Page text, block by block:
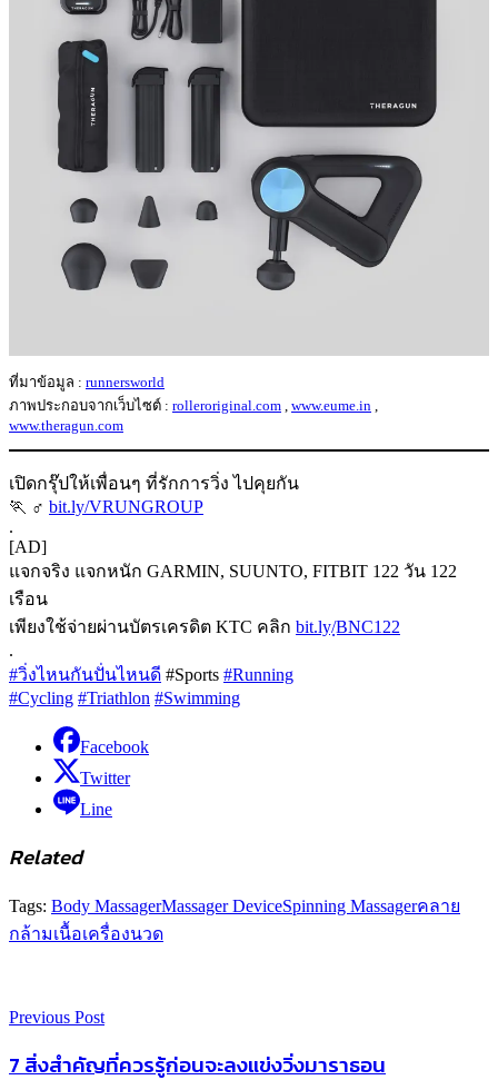
ที่มาข้อมูล : runnersworld
ภาพประกอบจากเว็บไซต์ : rolleroriginal.com www.eume.in
www.theragun.com
เปิดกรุ๊ปให้เพื่อนๆ ที่รักการวิ่ง ไปคุยกัน
🏃 ‍♂ bit.ly/VRUNGROUP
.
[AD]
แจกจริง แจกหนัก GARMIN, SUUNTO, FITBIT 122 วัน 122
เรือน
เพียงใช้จ่ายผ่านบัตรเครดิต KTC คลิก bit.ly/ฺBNC122
.
#วิ่งไหนกันปั่นไหนดี #Sports #Running
#Cycling #Triathlon #Swimming
Facebook
Twitter
Line
Related
Tags: Body MassagerMassager DeviceSpinning Massagerคลาย
กล้ามเนื้อเครื่องนวด
Previous Post
7 สิ่งสำคัญที่ควรรู้ก่อนจะลงแข่งวิ่งมาราธอน